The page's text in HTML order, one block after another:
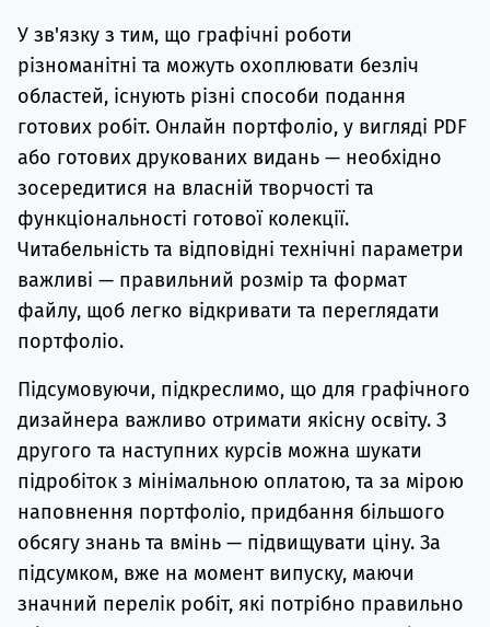
У зв'язку з тим, що графічні роботи
різноманітні та можуть охоплювати безліч
областей, існують різні способи подання
готових робіт. Онлайн портфоліо, у вигляді PDF
або готових друкованих видань — необхідно
зосередитися на власній творчості та
функціональності готової колекції.
Читабельність та відповідні технічні параметри
важливі — правильний розмір та формат
файлу, щоб легко відкривати та переглядати
портфоліо.
Підсумовуючи, підкреслимо, що для графічного
дизайнера важливо отримати якісну освіту. З
другого та наступних курсів можна шукати
підробіток з мінімальною оплатою, та за мірою
наповнення портфоліо, придбання більшого
обсягу знань та вмінь — підвищувати ціну. За
підсумком, вже на момент випуску, маючи
значний перелік робіт, які потрібно правильно